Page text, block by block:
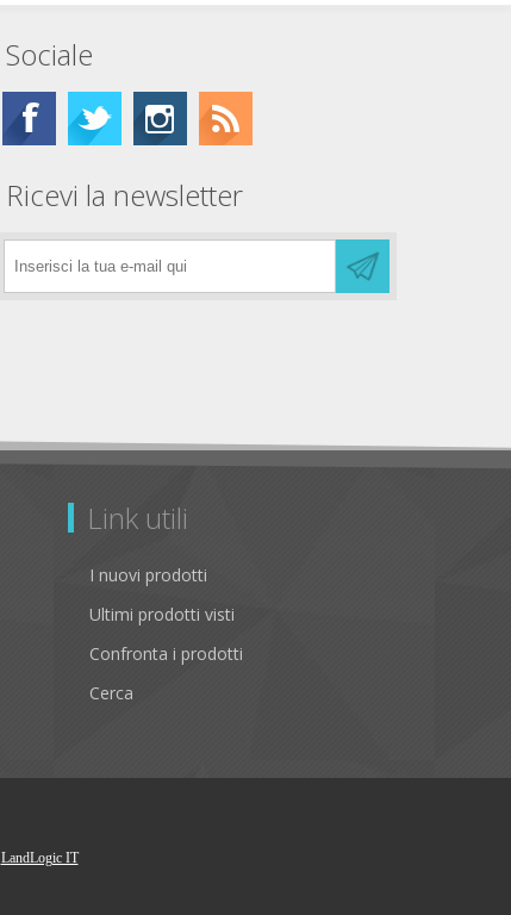
Sociale
Ricevi la newsletter
Link utili
I nuovi prodotti
Ultimi prodotti visti
Confronta i prodotti
Cerca
LandLogic IT